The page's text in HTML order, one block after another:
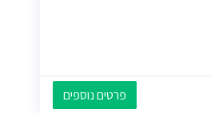
פרטים נוספים